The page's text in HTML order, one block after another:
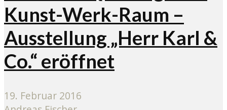
Kunst-Werk-Raum –
Ausstellung „Herr Karl &
Co.“ eröffnet
19. Februar 2016